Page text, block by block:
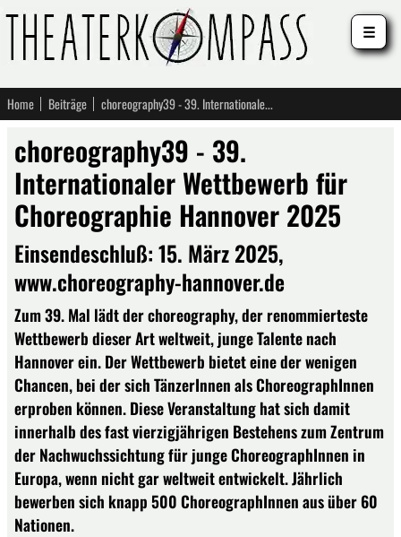
Home Beiträge choreography39 - 39. Internationaler Wettbewerb für Choreographie Hannover 2025
choreography39 - 39.
Internationaler Wettbewerb für
Choreographie Hannover 2025
Einsendeschluß: 15. März 2025,
www.choreography-hannover.de
Zum 39. Mal lädt der choreography, der renommierteste
Wettbewerb dieser Art weltweit, junge Talente nach
Hannover ein. Der Wettbewerb bietet eine der wenigen
Chancen, bei der sich TänzerInnen als ChoreographInnen
erproben können. Diese Veranstaltung hat sich damit
innerhalb des fast vierzigjährigen Bestehens zum Zentrum
der Nachwuchssichtung für junge ChoreographInnen in
Europa, wenn nicht gar weltweit entwickelt. Jährlich
bewerben sich knapp 500 ChoreographInnen aus über 60
Nationen.
☰